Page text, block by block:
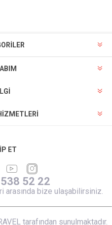
ET
52 22
arasında bize ulaşabilirsiniz.
tarafından sunulmaktadır.